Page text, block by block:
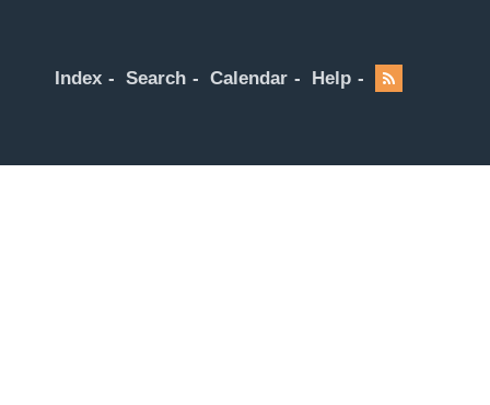
Index Search Calendar Help